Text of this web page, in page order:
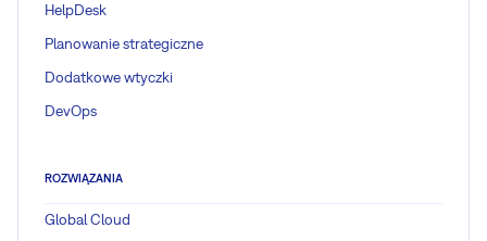
HelpDesk
Planowanie strategiczne
Dodatkowe wtyczki
DevOps
ROZWIĄZANIA
Global Cloud